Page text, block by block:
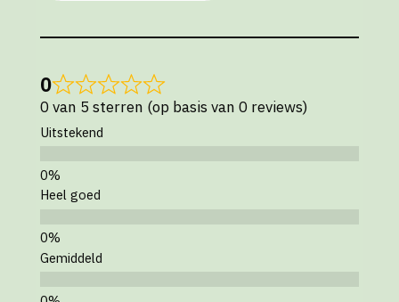
0
0 van 5 sterren (op basis van 0 reviews)
Uitstekend
Heel goed
Gemiddeld